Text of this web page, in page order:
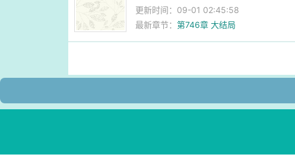
更新时间：09-01 02:45:58
最新章节：第746章 大结局